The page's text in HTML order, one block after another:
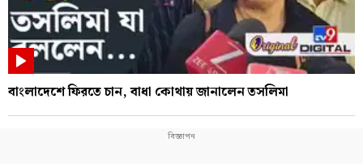
বাংলাদেশে ফিরতে চান, বাধা কোথায় জানালেন তসলিমা